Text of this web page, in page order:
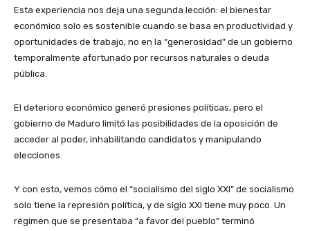
Esta experiencia nos deja una segunda lección: el bienestar
económico solo es sostenible cuando se basa en productividad y
oportunidades de trabajo, no en la “generosidad” de un gobierno
temporalmente afortunado por recursos naturales o deuda
pública.
El deterioro económico generó presiones políticas, pero el
gobierno de Maduro limitó las posibilidades de la oposición de
acceder al poder, inhabilitando candidatos y manipulando
elecciones.
Y con esto, vemos cómo el “socialismo del siglo XXI” de socialismo
solo tiene la represión política, y de siglo XXI tiene muy poco. Un
régimen que se presentaba “a favor del pueblo” terminó